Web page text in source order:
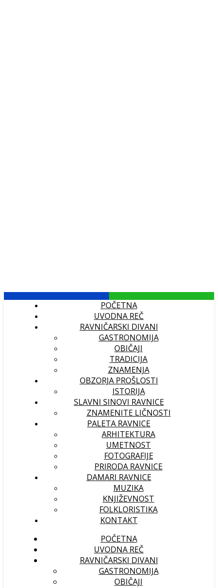
POČETNA
UVODNA REČ
RAVNIČARSKI DIVANI
GASTRONOMIJA
OBIČAJI
TRADICIJA
ZNAMENJA
OBZORJA PROŠLOSTI
ISTORIJA
SLAVNI SINOVI RAVNICE
ZNAMENITE LIČNOSTI
PALETA RAVNICE
ARHITEKTURA
UMETNOST
FOTOGRAFIJE
PRIRODA RAVNICE
DAMARI RAVNICE
MUZIKA
KNJIŽEVNOST
FOLKLORISTIKA
KONTAKT
POČETNA
UVODNA REČ
RAVNIČARSKI DIVANI
GASTRONOMIJA
OBIČAJI